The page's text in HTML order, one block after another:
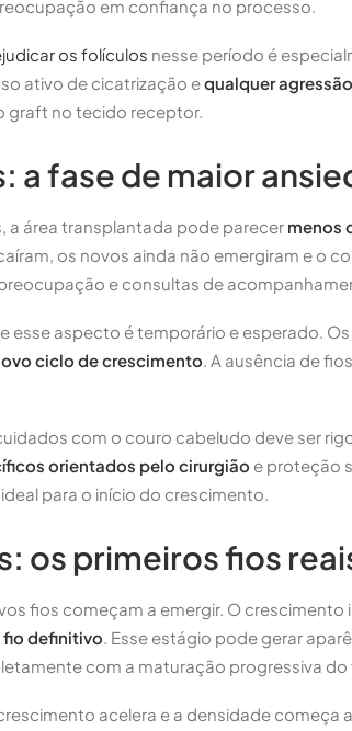
em confiança no processo.
os folículos nesse período é
ativo de cicatrização equalquer
graft no tecido receptor.
a fase de maior
a área transplantada pode parecer menos
os novos ainda não emergiram e o
e consultas de
esse aspecto é temporário e esperado.
ciclo de crescimento. A ausência de
com o couro cabeludo deve ser
orientados pelo cirurgião e proteção
para o início do crescimento.
os primeiros fios
fios começam a emergir. O crescimento
fio definitivo. Esse estágio pode gerar
com a maturação progressiva do
acelera e a densidade começa